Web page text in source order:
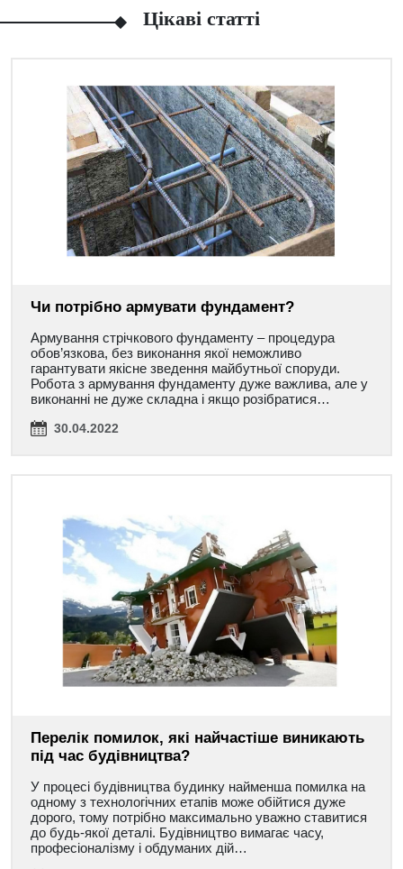
Цікаві статті
Чи потрібно армувати фундамент?
Армування стрічкового фундаменту – процедура
обов’язкова, без виконання якої неможливо
гарантувати якісне зведення майбутньої споруди.
Робота з армування фундаменту дуже важлива, але у
виконанні не дуже складна і якщо розібратися…
30.04.2022
Перелік помилок, які найчастіше виникають
під час будівництва?
У процесі будівництва будинку найменша помилка на
одному з технологічних етапів може обійтися дуже
дорого, тому потрібно максимально уважно ставитися
до будь-якої деталі. Будівництво вимагає часу,
професіоналізму і обдуманих дій…